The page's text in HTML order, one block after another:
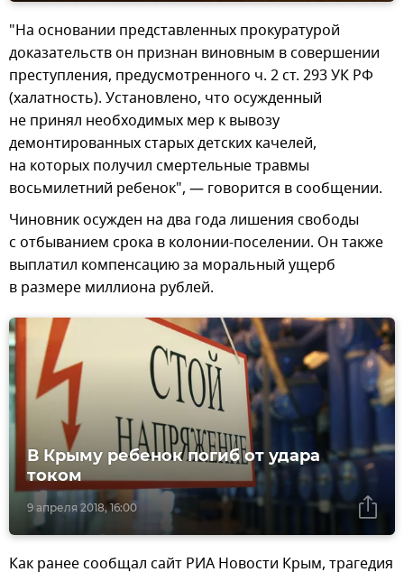
"На основании представленных прокуратурой
доказательств он признан виновным в совершении
преступления, предусмотренного ч. 2 ст. 293 УК РФ
(халатность). Установлено, что осужденный
не принял необходимых мер к вывозу
демонтированных старых детских качелей,
на которых получил смертельные травмы
восьмилетний ребенок", — говорится в сообщении.
Чиновник осужден на два года лишения свободы
с отбыванием срока в колонии-поселении. Он также
выплатил компенсацию за моральный ущерб
в размере миллиона рублей.
9 апреля 2018, 16:00
В Крыму ребенок погиб от удара
током
Как ранее сообщал сайт РИА Новости Крым, трагедия